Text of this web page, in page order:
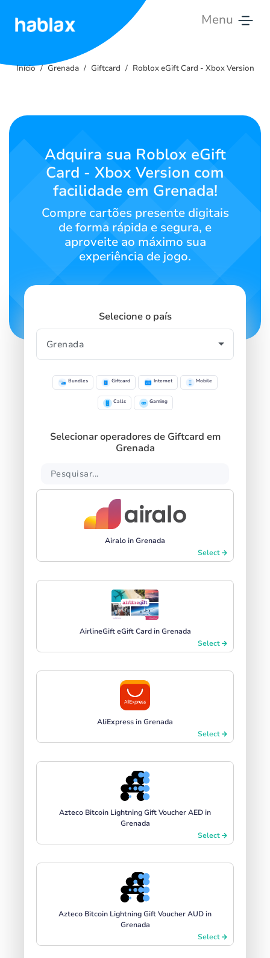
Menu
Tarifas
Contato
Português
SIGN UP
Início Grenada Giftcard Roblox eGift Card - Xbox Version
Adquira sua Roblox eGift
Card - Xbox Version com
facilidade em Grenada!
Compre cartões presente digitais
de forma rápida e segura, e
aproveite ao máximo sua
experiência de jogo.
Selecione o país
Bundles Giftcard Internet Mobile
Calls Gaming
Selecionar operadores de Giftcard em
Grenada
Airalo in Grenada
Select
AirlineGift eGift Card in Grenada
Select
AliExpress in Grenada
Select
Azteco Bitcoin Lightning Gift Voucher AED in
Grenada
Select
Azteco Bitcoin Lightning Gift Voucher AUD in
Grenada
Select